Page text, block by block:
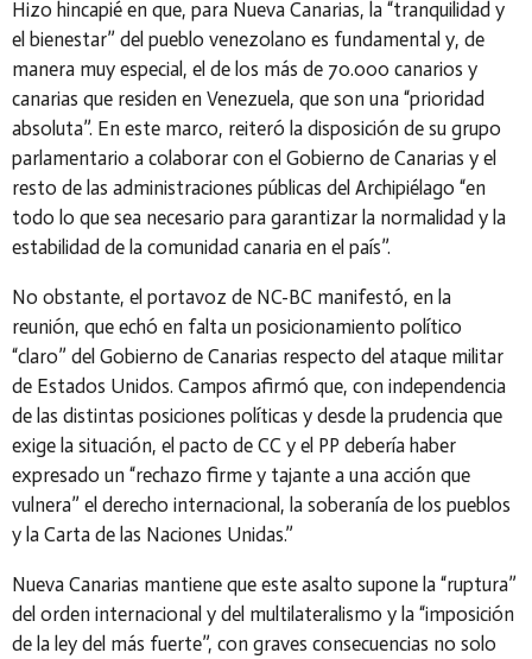
Hizo hincapié en que, para Nueva Canarias, la “tranquilidad y
el bienestar” del pueblo venezolano es fundamental y, de
manera muy especial, el de los más de 70.000 canarios y
canarias que residen en Venezuela, que son una “prioridad
absoluta”. En este marco, reiteró la disposición de su grupo
parlamentario a colaborar con el Gobierno de Canarias y el
resto de las administraciones públicas del Archipiélago “en
todo lo que sea necesario para garantizar la normalidad y la
estabilidad de la comunidad canaria en el país”.
No obstante, el portavoz de NC-BC manifestó, en la
reunión, que echó en falta un posicionamiento político
“claro” del Gobierno de Canarias respecto del ataque militar
de Estados Unidos. Campos afirmó que, con independencia
de las distintas posiciones políticas y desde la prudencia que
exige la situación, el pacto de CC y el PP debería haber
expresado un “rechazo firme y tajante a una acción que
vulnera” el derecho internacional, la soberanía de los pueblos
y la Carta de las Naciones Unidas.”
Nueva Canarias mantiene que este asalto supone la “ruptura”
del orden internacional y del multilateralismo y la “imposición
de la ley del más fuerte”, con graves consecuencias no solo